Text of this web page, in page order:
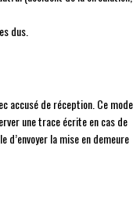
dus.
accusé de réception. Ce mode
une trace écrite en cas de
la mise en demeure